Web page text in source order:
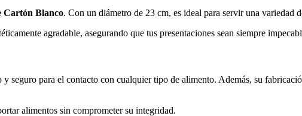
Cartón Blanco. Con un diámetro de 23 cm, es ideal para servir una variedad
agradable, asegurando que tus presentaciones sean siempre
seguro para el contacto con cualquier tipo de alimento. Además, su
alimentos sin comprometer su integridad.